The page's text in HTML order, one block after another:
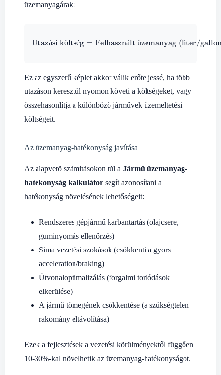
üzemanyagárak:
á ö é á ü
Utazási költség =
Felhasznált üzemanyag (liter/gallon)×Egységár
Ez az egyszerű képlet akkor válik erőteljessé, ha több
utazáson keresztül nyomon követi a költségeket, vagy
összehasonlítja a különböző járművek üzemeltetési
költségeit.
Az üzemanyag-hatékonyság javítása
Az alapvető számításokon túl a Jármű üzemanyag-
hatékonyság kalkulátor segít azonosítani a
hatékonyság növelésének lehetőségeit:
Rendszeres gépjármű karbantartás (olajcsere,
guminyomás ellenőrzés)
Sima vezetési szokások (csökkenti a gyors
acceleration/braking)
Útvonaloptimalizálás (forgalmi torlódások
elkerülése)
A jármű tömegének csökkentése (a szükségtelen
rakomány eltávolítása)
Ezek a fejlesztések a vezetési körülményektől függően
10-30%-kal növelhetik az üzemanyag-hatékonyságot.